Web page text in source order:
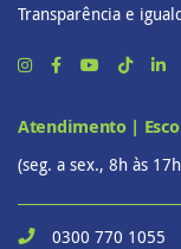
Transparência e
Atendimento |
(seg. a sex., 8h às
0300 770 1055